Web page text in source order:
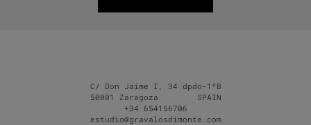
C/ Don Jaime I, 34 dpdo-1ºB
50001 Zaragoza SPAIN
+34 654156706
estudio@gravalosdimonte.com